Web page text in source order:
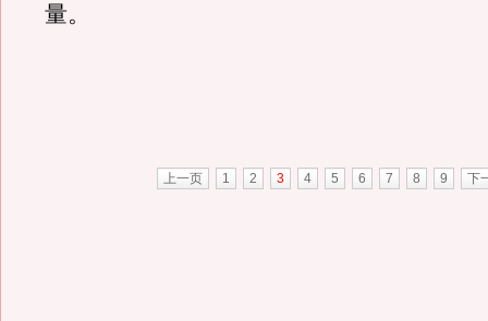
量。
上一页 1 2 3 4 5 6 7 8 9 下